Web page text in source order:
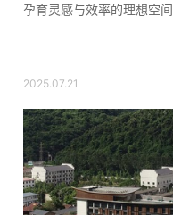
孕育灵感与效率的理想空间
2025.07.21